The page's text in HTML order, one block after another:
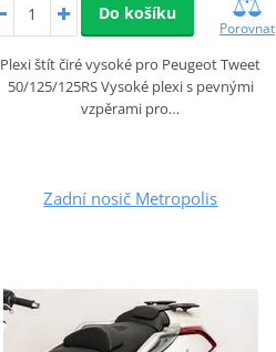
Do košíku
Porovnat
Plexi štít čiré vysoké pro Peugeot Tweet
50/125/125RS Vysoké plexi s pevnými
vzpěrami pro…
Zadní nosič Metropolis